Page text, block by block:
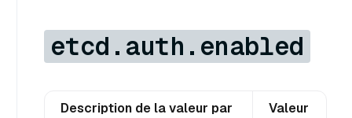
etcd.auth.enabled
Description de la valeur par
Valeur